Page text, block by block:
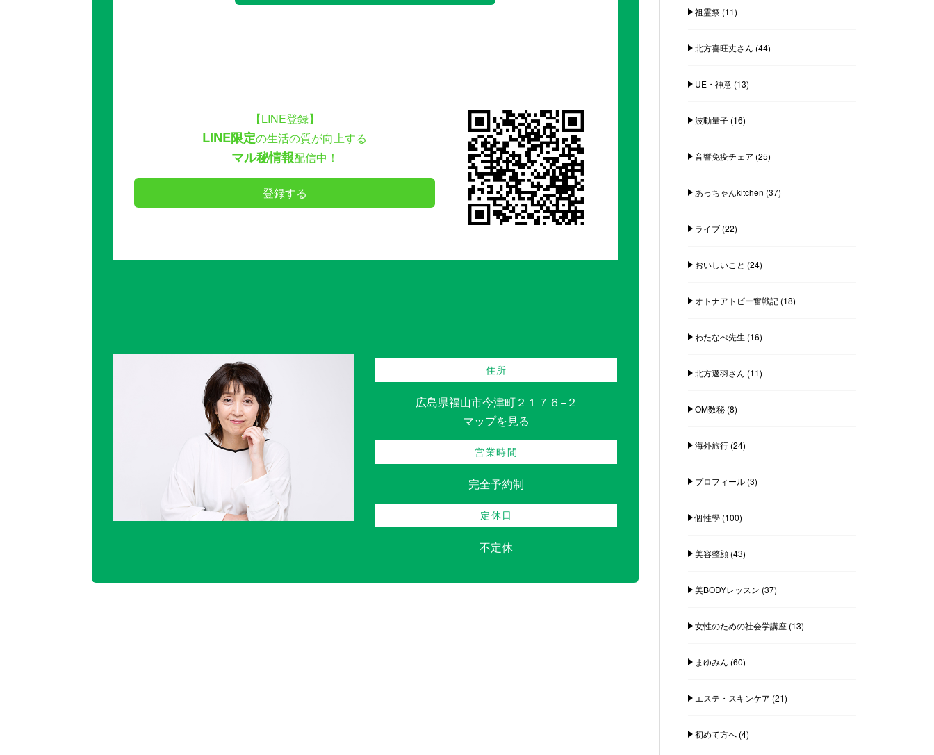
【LINE登録】
LINE限定の生活の質が向上する
マル秘情報配信中！
登録する
住所
広島県福山市今津町２１７６−２
マップを見る
営業時間
完全予約制
定休日
不定休
祖霊祭(11)
北方喜旺丈さん (44)
UE・神意(13)
波動量子(16)
音響免疫チェア (25)
あっちゃんkitchen (37)
ライブ(22)
おいしいこと (24)
オトナアトピー奮戦記(18)
わたなべ先生 (16)
北方邁羽さん (11)
OM数秘(8)
海外旅行(24)
プロフィール(3)
個性學(100)
美容整顔(43)
美BODYレッスン (37)
女性のための社会学講座(13)
まゆみん (60)
エステ・スキンケア (21)
初めて方へ(4)